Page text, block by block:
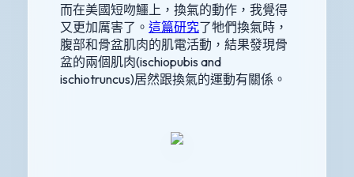
而在美國短吻鱷上，換氣的動作，我覺得
又更加厲害了。 這篇研究了牠們換氣時，
腹部和骨盆肌肉的肌電活動，結果發現骨
盆的兩個肌肉(ischiopubis and
ischiotruncus)居然跟換氣的運動有關係。